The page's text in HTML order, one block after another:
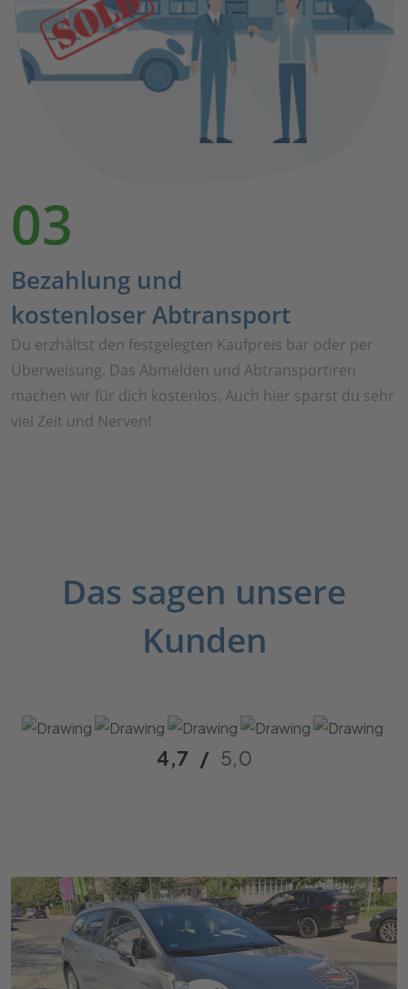
03
Bezahlung und
kostenloser Abtransport
Du erzhältst den festgelegten Kaufpreis bar oder per
Überweisung. Das Abmelden und Abtransportiren
machen wir für dich kostenlos. Auch hier sparst du sehr
viel Zeit und Nerven!
Das sagen unsere
Kunden
4,7 / 5,0